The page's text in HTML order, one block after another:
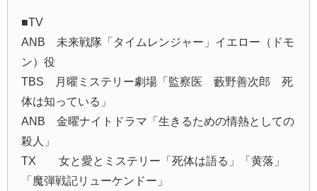
■TV
ANB 未来戦隊「タイムレンジャー」イエロー（ドモ
ン）役
TBS 月曜ミステリー劇場「監察医 藪野善次郎 死
体は知っている」
ANB 金曜ナイトドラマ「生きるための情熱としての
殺人」
TX 女と愛とミステリー「死体は語る」「黄落」
「魔弾戦記リューケンドー」